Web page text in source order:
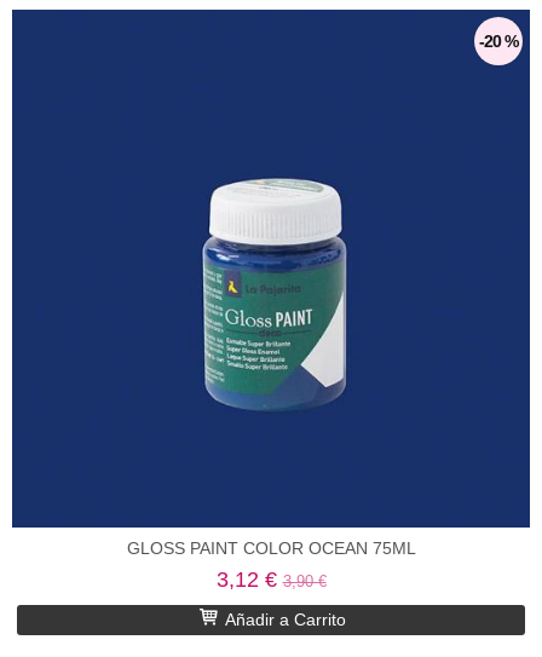
-20 %
GLOSS PAINT COLOR OCEAN 75ML
3,12 €3,90 €
Añadir a Carrito